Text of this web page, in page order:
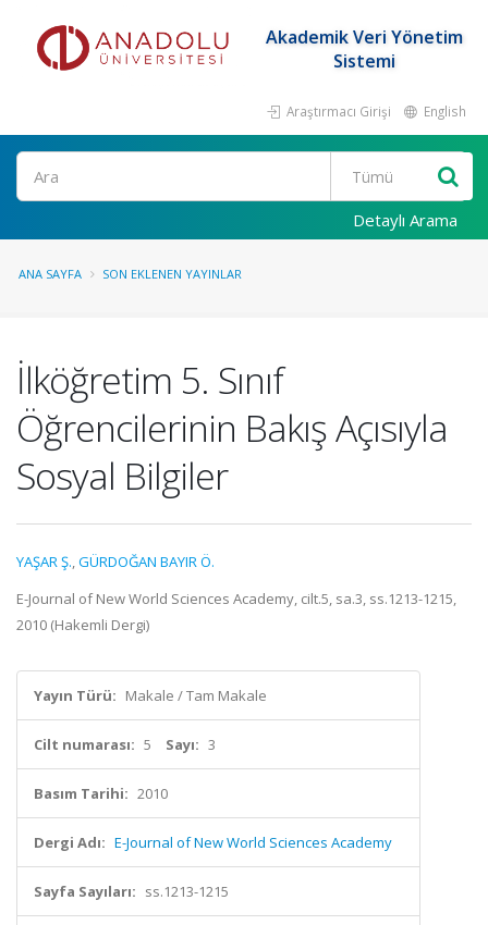
Akademik Veri Yönetim
Sistemi
Araştırmacı Girişi English
Ara
Detaylı Arama
ANA SAYFA SON EKLENEN YAYINLAR
İlköğretim 5. Sınıf
Öğrencilerinin Bakış Açısıyla
Sosyal Bilgiler
YAŞAR Ş.,GÜRDOĞAN BAYIR Ö.
E-Journal of New World Sciences Academy, cilt.5, sa.3, ss.1213-1215,
2010 (Hakemli Dergi)
Yayın Türü: Makale / Tam Makale
Cilt numarası: 5 Sayı: 3
Basım Tarihi: 2010
Dergi Adı: E-Journal of New World Sciences Academy
Sayfa Sayıları: ss.1213-1215